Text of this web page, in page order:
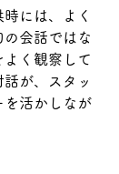
には、よく
会話ではな
よく観察して
が、スタッ
を活かしなが